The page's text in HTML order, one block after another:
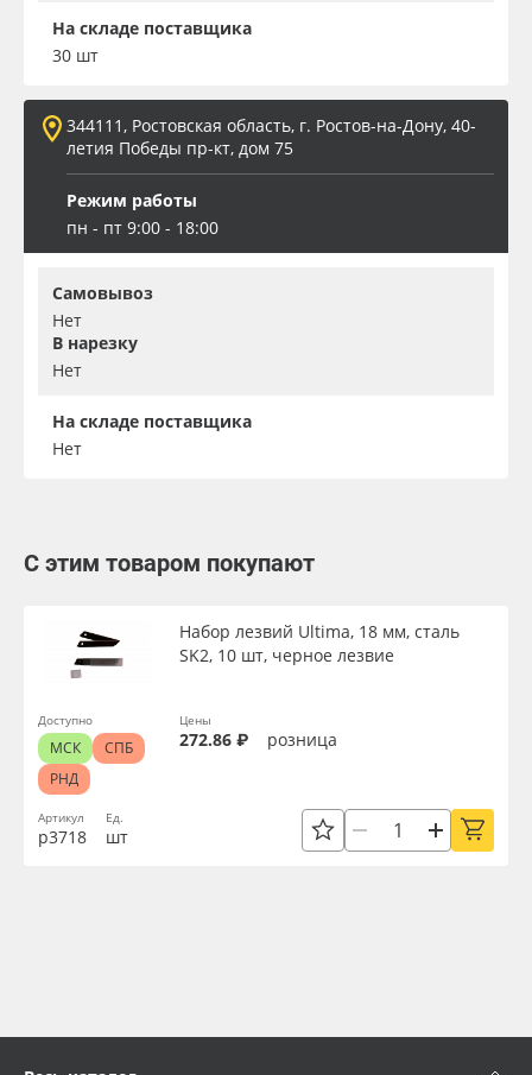
На складе поставщика
30 шт
344111, Ростовская область, г. Ростов-на-Дону, 40-
летия Победы пр-кт, дом 75
Режим работы
пн - пт 9:00 - 18:00
Самовывоз
Нет
В нарезку
Нет
На складе поставщика
Нет
С этим товаром покупают
Артикул
р3718
Набор лезвий Ultima, 18 мм, сталь
SK2, 10 шт, черное лезвие
Ед.
шт
Цены
272.86 ₽ розница
Доступно
МСК
СПБ
РНД